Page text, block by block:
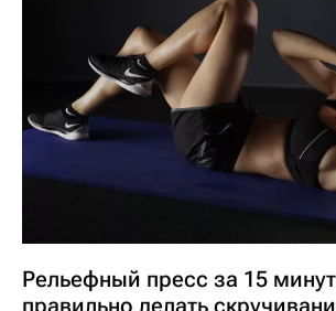
Рельефный пресс за 15
правильно делать